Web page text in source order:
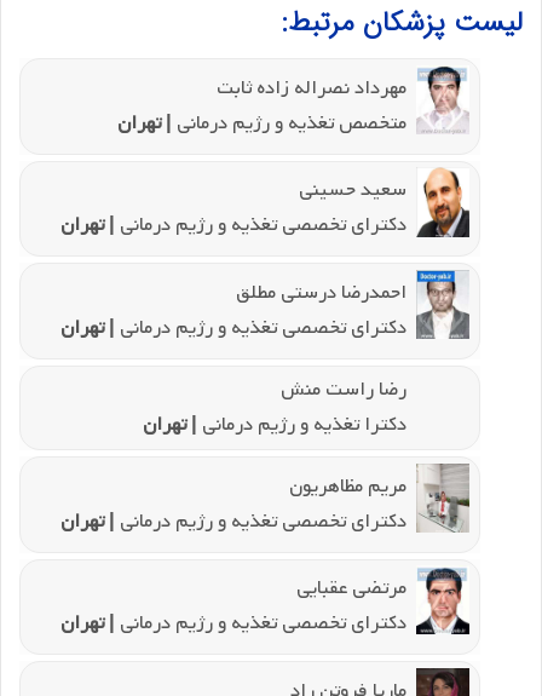
لیست پزشکان مرتبط:
مهرداد نصراله زاده ثابت
متخصص تغذیه و رژیم درمانی | تهران
سعید حسینی
دکترای تخصصی تغذیه و رژیم درمانی | تهران
احمدرضا درستی مطلق
دکترای تخصصی تغذیه و رژیم درمانی | تهران
رضا راست منش
دکترا تغذیه و رژیم درمانی | تهران
مریم مظاهریون
دکترای تخصصی تغذیه و رژیم درمانی | تهران
مرتضی عقبایی
دکترای تخصصی تغذیه و رژیم درمانی | تهران